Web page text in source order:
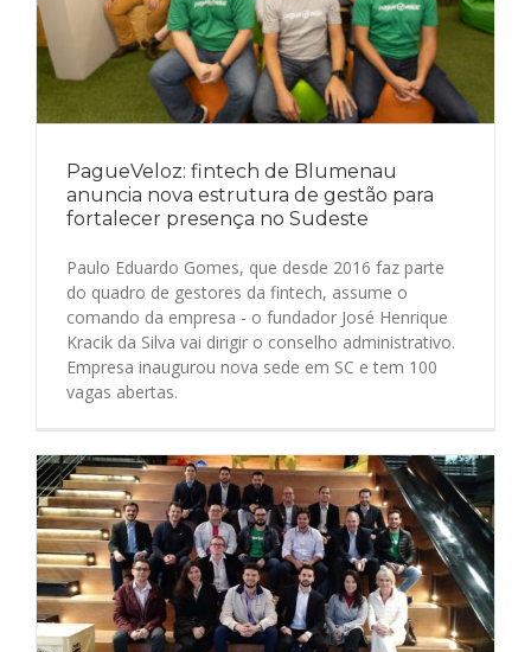
PagueVeloz: fintech de Blumenau
anuncia nova estrutura de gestão para
fortalecer presença no Sudeste
Paulo Eduardo Gomes, que desde 2016 faz parte
do quadro de gestores da fintech, assume o
comando da empresa - o fundador José Henrique
Kracik da Silva vai dirigir o conselho administrativo.
Empresa inaugurou nova sede em SC e tem 100
vagas abertas.